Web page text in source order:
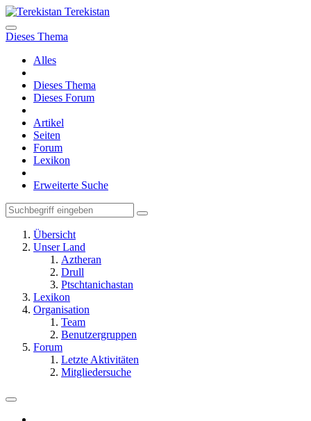
Terekistan
Dieses Thema
Alles
Dieses Thema
Dieses Forum
Artikel
Seiten
Forum
Lexikon
Erweiterte Suche
Übersicht
Unser Land
Aztheran
Drull
Ptschtanichastan
Lexikon
Organisation
Team
Benutzergruppen
Forum
Letzte Aktivitäten
Mitgliedersuche